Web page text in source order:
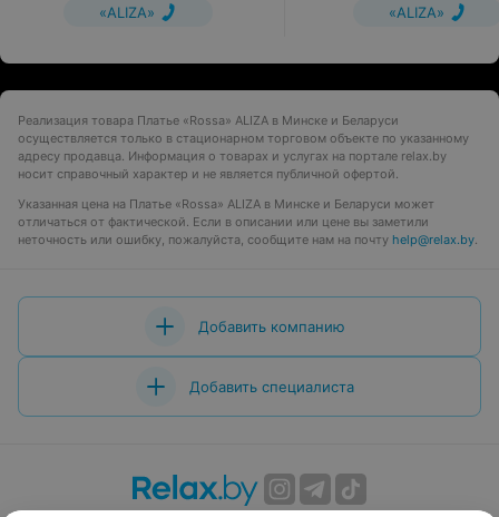
«ALIZA» «ALIZA»
Реализация товара Платье «Rossa» ALIZA в Минске и Беларуси
осуществляется только в стационарном торговом объекте по указанному
адресу продавца. Информация о товарах и услугах на портале relax.by
носит справочный характер и не является публичной офертой.
Указанная цена на Платье «Rossa» ALIZA в Минске и Беларуси может
отличаться от фактической. Если в описании или цене вы заметили
неточность или ошибку, пожалуйста, сообщите нам на почту help@relax.by.
Добавить компанию
Добавить специалиста